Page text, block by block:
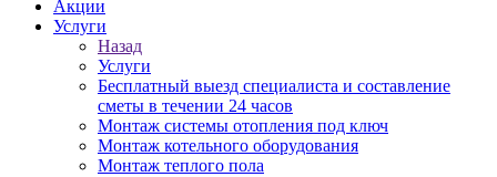
Акции
Услуги
Назад
Услуги
Бесплатный выезд специалиста и составление
сметы в течении 24 часов
Монтаж системы отопления под ключ
Монтаж котельного оборудования
Монтаж теплого пола